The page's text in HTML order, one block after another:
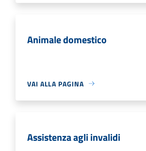
Animale domestico
VAI ALLA PAGINA
Assistenza agli invalidi